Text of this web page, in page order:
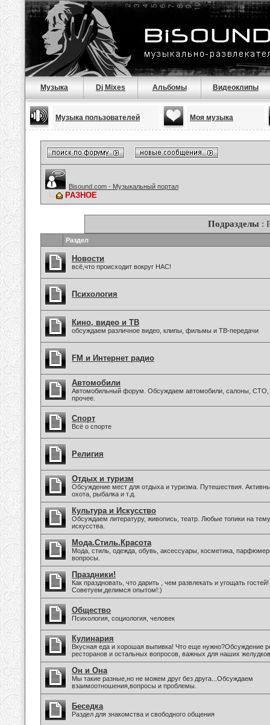
Музыка Dj Mixes Альбомы Видеоклипы
Музыка пользователей Моя музыка
Bisound.com - Музыкальный портал
РАЗНОЕ
Подразделы :
Раздел
Новости
всё,что происходит вокруг НАС!
Психология
Кино, видео и ТВ
обсуждаем различное видео, клипы, фильмы и ТВ-передачи
FM и Интернет радио
Автомобили
Автомобильный форум. Обсуждаем автомобили, салоны, СТО,
прочее.
Спорт
Всё о спорте
Религия
Отдых и туризм
Обсуждение мест для отдыха и туризма. Путешествия.
охота, рыбалка и т.д.
Культура и Искусство
Обсуждаем литературу, живопись, театр. Любые топики на
искусства.
Мода.Стиль.Красота
Мода, стиль, одежда, обувь, аксессуары, косметика,
вопросы.
Праздники!
Как праздновать, что дарить , чем развлекать и угощать гостей!
Советуем,делимся опытом!:)
Общество
Психология, социология, человек
Кулинария
Вкусная еда и хорошая выпивка! Что еще нужно?Обсуждение
ресторанов и остальных вопросов, важных для наших
Он и Она
Мы такие разные,но не можем друг без друга...Обсуждаем
взаимоотношения,вопросы и проблемы.
Беседка
Раздел для знакомства и свободного общения